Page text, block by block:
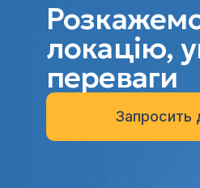
локацію,
переваги
Запросить